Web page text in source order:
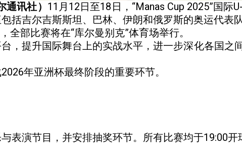
通讯社） 11月12日至18日，“Manas Cup 2025”国际
括吉尔吉斯斯坦、巴林、伊朗和俄罗斯的奥运代表队
部比赛将在“库尔曼别克”体育场举行。
，提升国际舞台上的实战水平，进一步深化各国之
年亚洲杯最终阶段的重要环节。
表演节目，并安排抽奖环节。所有比赛均于19:00开